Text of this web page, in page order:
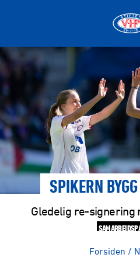
SPIKERN
Gledelig re-signering
Forsiden /